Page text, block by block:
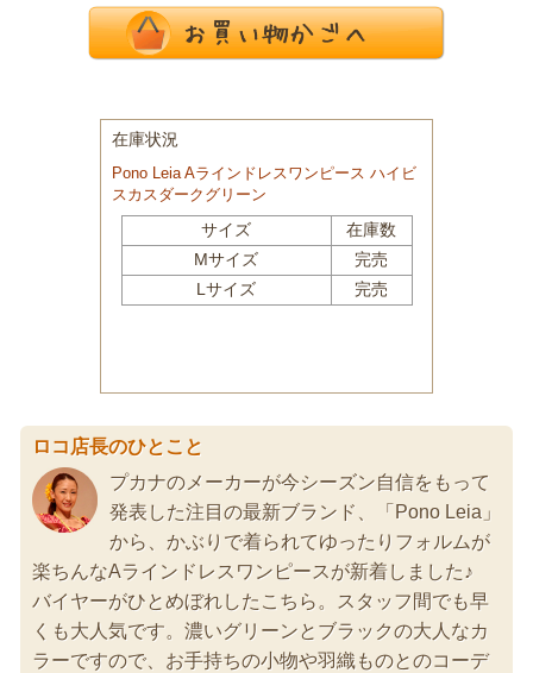
ロコ店長のひとこと
プカナのメーカーが今シーズン自信をもって
発表した注目の最新ブランド、「Pono Leia」
から、かぶりで着られてゆったりフォルムが
楽ちんなAラインドレスワンピースが新着しました♪
バイヤーがひとめぼれしたこちら。スタッフ間でも早
くも大人気です。濃いグリーンとブラックの大人なカ
ラーですので、お手持ちの小物や羽織ものとのコーデ